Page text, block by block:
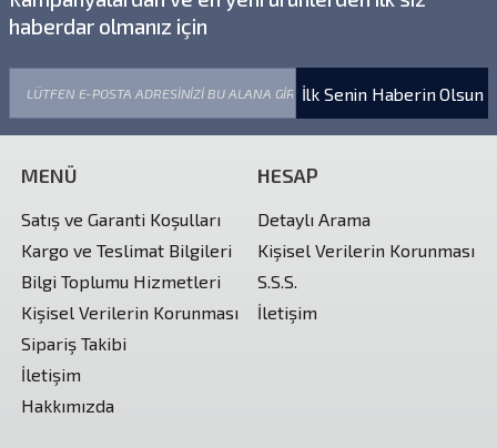
haberdar olmanız için
İlk Senin Haberin Olsun
MENÜ
Satış ve Garanti Koşulları
Kargo ve Teslimat Bilgileri
Bilgi Toplumu Hizmetleri
Kişisel Verilerin Korunması
Sipariş Takibi
İletişim
Hakkımızda
HESAP
Detaylı Arama
Kişisel Verilerin Korunması
S.S.S.
İletişim